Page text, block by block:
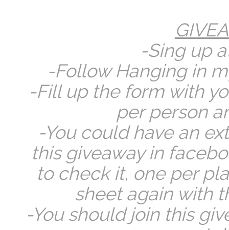
-Sing up
-Follow Hanging in
-Fill up the form with
per person
-You could have an
this giveaway in
to check it, one per
sheet again with
-You should join this